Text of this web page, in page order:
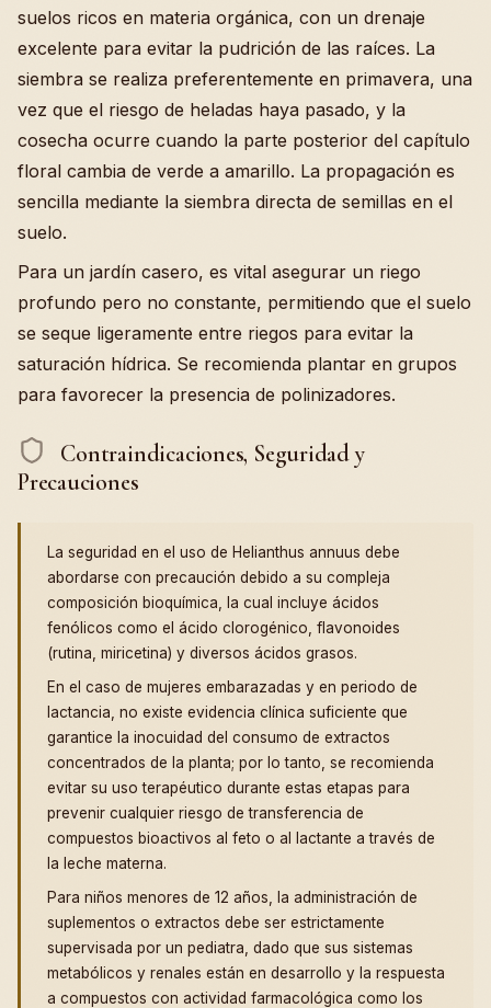
suelos ricos en materia orgánica, con un drenaje
excelente para evitar la pudrición de las raíces. La
siembra se realiza preferentemente en primavera, una
vez que el riesgo de heladas haya pasado, y la
cosecha ocurre cuando la parte posterior del capítulo
floral cambia de verde a amarillo. La propagación es
sencilla mediante la siembra directa de semillas en el
suelo.
Para un jardín casero, es vital asegurar un riego
profundo pero no constante, permitiendo que el suelo
se seque ligeramente entre riegos para evitar la
saturación hídrica. Se recomienda plantar en grupos
para favorecer la presencia de polinizadores.
Contraindicaciones, Seguridad y
Precauciones
La seguridad en el uso de Helianthus annuus debe
abordarse con precaución debido a su compleja
composición bioquímica, la cual incluye ácidos
fenólicos como el ácido clorogénico, flavonoides
(rutina, miricetina) y diversos ácidos grasos.
En el caso de mujeres embarazadas y en periodo de
lactancia, no existe evidencia clínica suficiente que
garantice la inocuidad del consumo de extractos
concentrados de la planta; por lo tanto, se recomienda
evitar su uso terapéutico durante estas etapas para
prevenir cualquier riesgo de transferencia de
compuestos bioactivos al feto o al lactante a través de
la leche materna.
Para niños menores de 12 años, la administración de
suplementos o extractos debe ser estrictamente
supervisada por un pediatra, dado que sus sistemas
metabólicos y renales están en desarrollo y la respuesta
a compuestos con actividad farmacológica como los